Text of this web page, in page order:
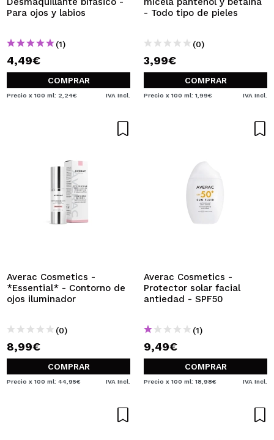
Para ojos y labios
(1)
4,49€
COMPRAR
Precio x 100 ml: 2,24€ IVA Incl.
- Todo tipo de pieles
(0)
3,99€
COMPRAR
Precio x 100 ml: 1,99€ IVA Incl.
Averac Cosmetics -
*Essential* - Contorno de
ojos iluminador
(0)
8,99€
COMPRAR
Precio x 100 ml: 44,95€ IVA Incl.
Averac Cosmetics -
Protector solar facial
antiedad - SPF50
(1)
9,49€
COMPRAR
Precio x 100 ml: 18,98€ IVA Incl.